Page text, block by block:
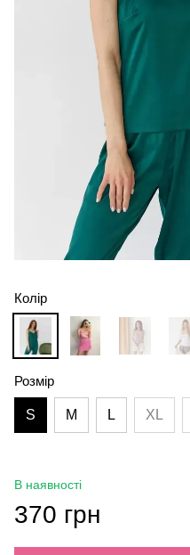
Колір
Розмір
S M L XL
В наявності
370 грн